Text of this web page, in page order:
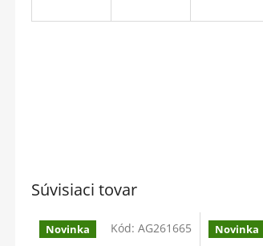
Súvisiaci tovar
Novinka Kód: AG261665 Novinka